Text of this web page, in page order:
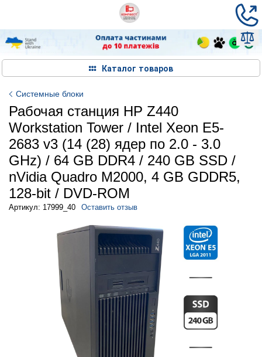
Каталог товаров
Системные блоки
Рабочая станция HP Z440
Workstation Tower / Intel Xeon E5-
2683 v3 (14 (28) ядер по 2.0 - 3.0
GHz) / 64 GB DDR4 / 240 GB SSD /
nVidia Quadro M2000, 4 GB GDDR5,
128-bit / DVD-ROM
Артикул: 17999_40 Оставить отзыв